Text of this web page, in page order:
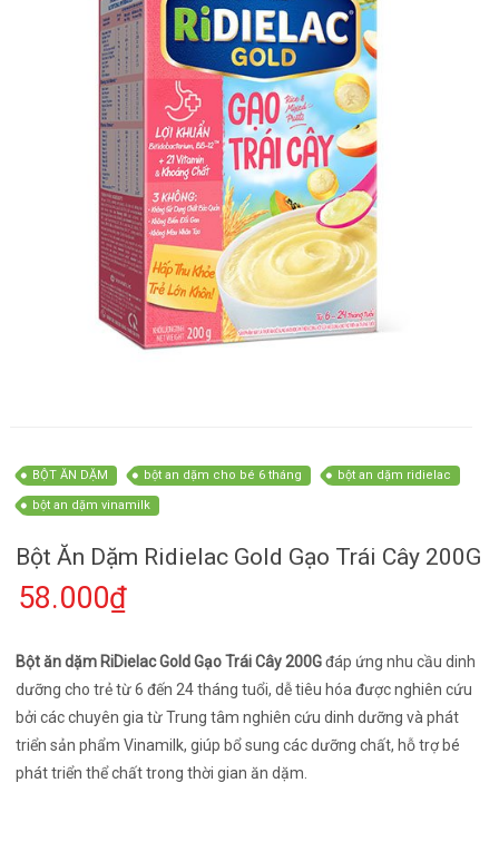
BỘT ĂN DẶM bột an dặm cho bé 6 tháng bột an dặm ridielac
bột an dặm vinamilk
Bột Ăn Dặm Ridielac Gold Gạo Trái Cây 200G
58.000₫
Bột ăn dặm RiDielac Gold Gạo Trái Cây 200Gđáp ứng nhu cầu dinh
dưỡng cho trẻ từ 6 đến 24 tháng tuổi, dễ tiêu hóa được nghiên cứu
bởi các chuyên gia từ Trung tâm nghiên cứu dinh dưỡng và phát
triển sản phẩm Vinamilk, giúp bổ sung các dưỡng chất, hỗ trợ bé
phát triển thể chất trong thời gian ăn dặm.